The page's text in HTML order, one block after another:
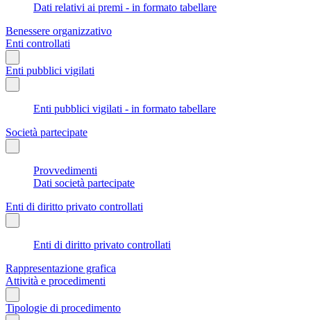
Dati relativi ai premi - in formato tabellare
Benessere organizzativo
Enti controllati
Enti pubblici vigilati
Enti pubblici vigilati - in formato tabellare
Società partecipate
Provvedimenti
Dati società partecipate
Enti di diritto privato controllati
Enti di diritto privato controllati
Rappresentazione grafica
Attività e procedimenti
Tipologie di procedimento